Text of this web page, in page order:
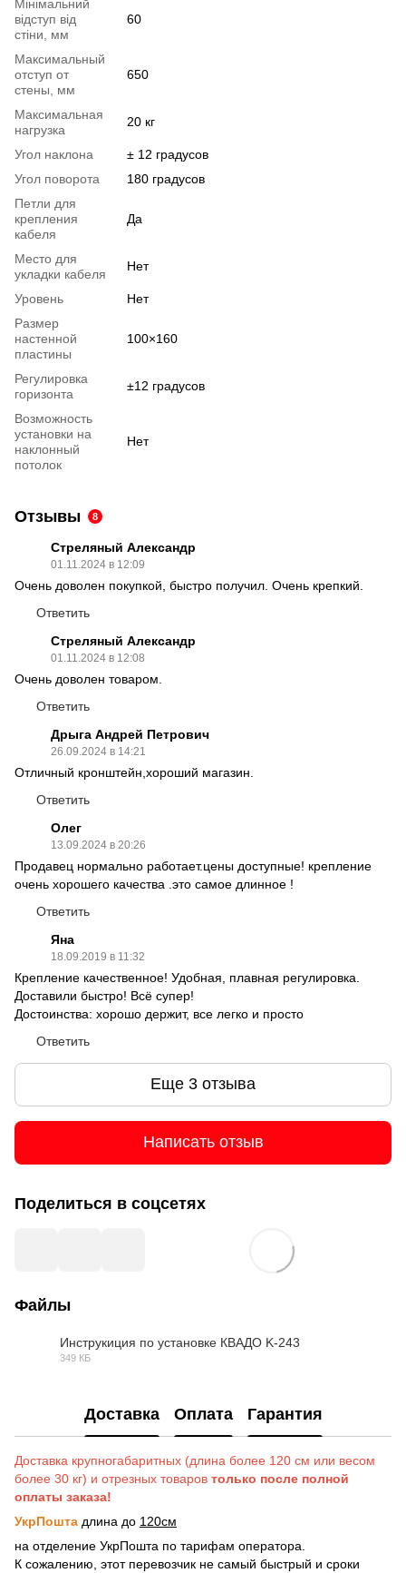
Мінімальний
відступ від
стіни, мм
60
Максимальный
отступ от
стены, мм
650
Максимальная
нагрузка
20 кг
Угол наклона
± 12 градусов
Угол поворота
180 градусов
Петли для
крепления
кабеля
Да
Место для
укладки кабеля
Нет
Уровень
Нет
Размер
настенной
пластины
100×160
Регулировка
горизонта
±12 градусов
Возможность
установки на
наклонный
потолок
Нет
Отзывы 8
Стреляный Александр
01.11.2024 в 12:09
Очень доволен покупкой, быстро получил. Очень крепкий.
Ответить
Стреляный Александр
01.11.2024 в 12:08
Очень доволен товаром.
Ответить
Дрыга Андрей Петрович
26.09.2024 в 14:21
Отличный кронштейн,хороший магазин.
Ответить
Олег
13.09.2024 в 20:26
Продавец нормально работает.цены доступные! крепление
очень хорошего качества .это самое длинное !
Ответить
Яна
18.09.2019 в 11:32
Крепление качественное! Удобная, плавная регулировка.
Доставили быстро! Всё супер!
Достоинства: хорошо держит, все легко и просто
Ответить
Еще 3 отзыва
Написать отзыв
Поделиться в соцсетях
Файлы
Инструкиция по установке КВАДО K-243
349 КБ
Доставка Оплата Гарантия
Доставка крупногабаритных (длина более 120 см или весом
более 30 кг) и отрезных товаров только после полной
оплаты заказа!
УкрПошта длина до 120см
на отделение УкрПошта по тарифам оператора.
К сожалению, этот перевозчик не самый быстрый и сроки